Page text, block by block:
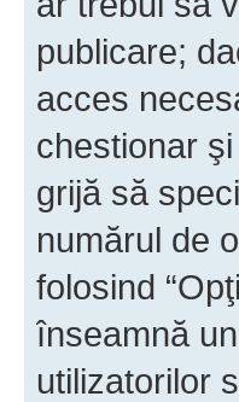
publicare;
acces
chestionar
grijă să
numărul de
folosind
înseamnă
utilizatorilor